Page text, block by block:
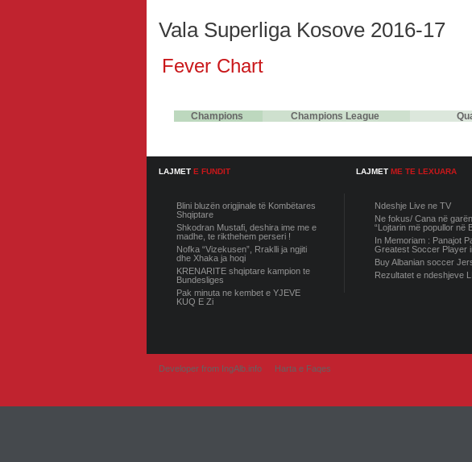
Vala Superliga Kosove 2016-17
Fever Chart
Champions
Champions League
LAJMET E FUNDIT
Blini bluzën origjinale të Kombëtares
Shqiptare
Shkodran Mustafi, deshira ime me e
madhe, te rikthehem perseri !
Nofka “Vizekusen”, Rraklli ja ngjiti
dhe Xhaka ja hoqi
KRENARITE shqiptare kampion te
Bundesliges
Pak minuta ne kembet e YJEVE
KUQ E Zi
LAJMET ME TE LEXUARA
Ndeshje Live ne TV
Ne fokus/ Cana në
“Lojtarin më popullor në
In Memoriam : Panajot
Greatest Soccer Player
Buy Albanian soccer
Rezultatet e ndeshjeve
Developer from IngAlb.info Harta e Faqes